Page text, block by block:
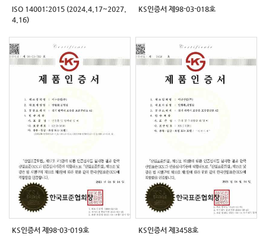
ISO 14001:2015 (2024.4.17~2027.
4.16)
KS인증서 제98-03-018호
KS인증서 제98-03-019호 KS인증서 제3458호